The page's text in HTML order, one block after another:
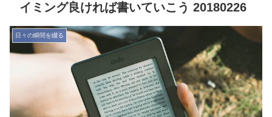
イミング良ければ書いていこう 20180226
日々の瞬間を綴る